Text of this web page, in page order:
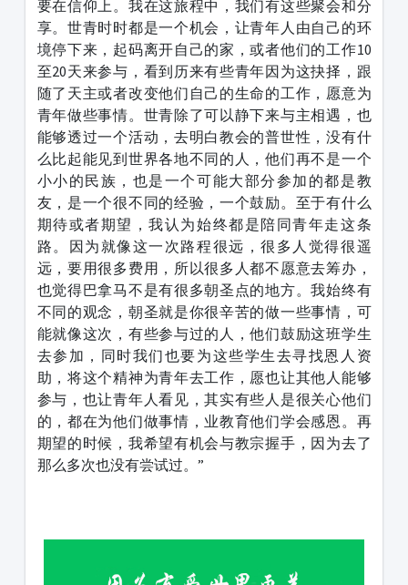
要在信仰上。我在这旅程中，我们有这些聚会和分
享。世青时时都是一个机会，让青年人由自己的环
境停下来，起码离开自己的家，或者他们的工作10
至20天来参与，看到历来有些青年因为这抉择，跟
随了天主或者改变他们自己的生命的工作，愿意为
青年做些事情。世青除了可以静下来与主相遇，也
能够透过一个活动，去明白教会的普世性，没有什
么比起能见到世界各地不同的人，他们再不是一个
小小的民族，也是一个可能大部分参加的都是教
友，是一个很不同的经验，一个鼓励。至于有什么
期待或者期望，我认为始终都是陪同青年走这条
路。因为就像这一次路程很远，很多人觉得很遥
远，要用很多费用，所以很多人都不愿意去筹办，
也觉得巴拿马不是有很多朝圣点的地方。我始终有
不同的观念，朝圣就是你很辛苦的做一些事情，可
能就像这次，有些参与过的人，他们鼓励这班学生
去参加，同时我们也要为这些学生去寻找恩人资
助，将这个精神为青年去工作，愿也让其他人能够
参与，也让青年人看见，其实有些人是很关心他们
的，都在为他们做事情，业教育他们学会感恩。再
期望的时候，我希望有机会与教宗握手，因为去了
那么多次也没有尝试过。”